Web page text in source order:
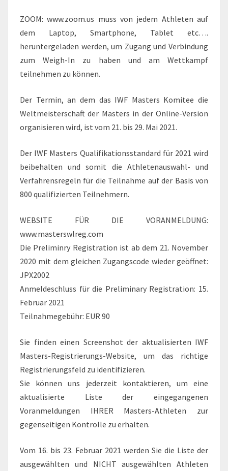
ZOOM: www.zoom.us muss von jedem Athleten auf
dem Laptop, Smartphone, Tablet etc….
heruntergeladen werden, um Zugang und Verbindung
zum Weigh-In zu haben und am Wettkampf
teilnehmen zu können.
Der Termin, an dem das IWF Masters Komitee die
Weltmeisterschaft der Masters in der Online-Version
organisieren wird, ist vom 21. bis 29. Mai 2021.
Der IWF Masters Qualifikationsstandard für 2021 wird
beibehalten und somit die Athletenauswahl- und
Verfahrensregeln für die Teilnahme auf der Basis von
800 qualifizierten Teilnehmern.
WEBSITE FÜR DIE VORANMELDUNG:
www.masterswlreg.com
Die Preliminry Registration ist ab dem 21. November
2020 mit dem gleichen Zugangscode wieder geöffnet:
JPX2002
Anmeldeschluss für die Preliminary Registration: 15.
Februar 2021
Teilnahmegebühr: EUR 90
Sie finden einen Screenshot der aktualisierten IWF
Masters-Registrierungs-Website, um das richtige
Registrierungsfeld zu identifizieren.
Sie können uns jederzeit kontaktieren, um eine
aktualisierte Liste der eingegangenen
Voranmeldungen IHRER Masters-Athleten zur
gegenseitigen Kontrolle zu erhalten.
Vom 16. bis 23. Februar 2021 werden Sie die Liste der
ausgewählten und NICHT ausgewählten Athleten